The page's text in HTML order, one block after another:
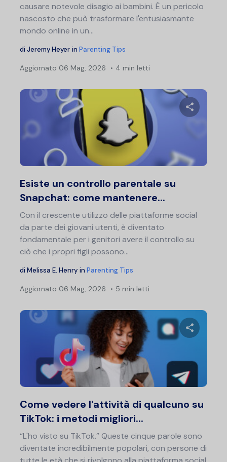
causare notevole disagio ai bambini. È un pericolo
nascosto che può trasformare l'entusiasmante
mondo online in un...
di Jeremy Heyer in Parenting Tips
Aggiornato 06 Mag, 2026 4 min letti
Esiste un controllo parentale su
Snapchat: come mantenere...
Con il crescente utilizzo delle piattaforme social
da parte dei giovani utenti, è diventato
fondamentale per i genitori avere il controllo su
ciò che i propri figli possono...
di Melissa E. Henry in Parenting Tips
Aggiornato 06 Mag, 2026 5 min letti
Come vedere l'attività di qualcuno su
TikTok: i metodi migliori...
“L'ho visto su TikTok.” Queste cinque parole sono
diventate incredibilmente popolari, con persone di